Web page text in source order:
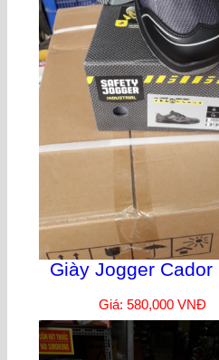
Giày Jogger Cador
Giá: 580,000 VNĐ